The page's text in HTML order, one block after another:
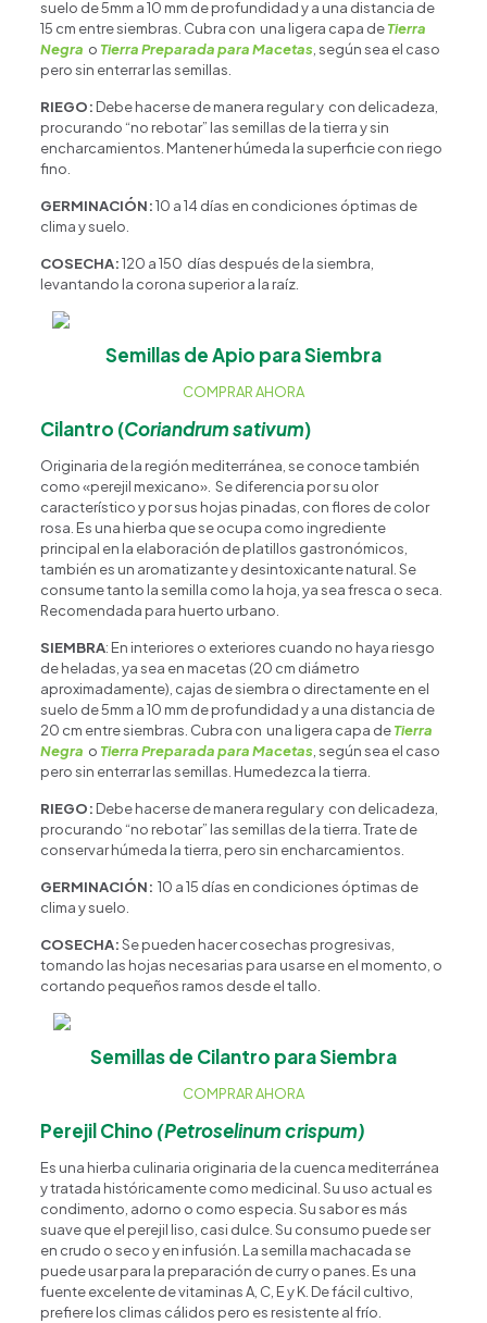
suelo de 5mm a 10 mm de profundidad y a una distancia de
15 cm entre siembras. Cubra con una ligera capa deTierra
Negra o Tierra Preparada para Macetas , según sea el caso
pero sin enterrar las semillas.
RIEGO: Debe hacerse de manera regular y con delicadeza,
procurando “no rebotar” las semillas de la tierra y sin
encharcamientos. Mantener húmeda la superficie con riego
fino.
GERMINACIÓN:10 a 14 días en condiciones óptimas de
clima y suelo.
COSECHA:120 a 150 días después de la siembra,
levantando la corona superior a la raíz.
Semillas de Apio para Siembra
COMPRAR AHORA
Cilantro (Coriandrum sativum)
Originaria de la región mediterránea, se conoce también
como «perejil mexicano». Se diferencia por su olor
característico y por sus hojas pinadas, con flores de color
rosa. Es una hierba que se ocupa como ingrediente
principal en la elaboración de platillos gastronómicos,
también es un aromatizante y desintoxicante natural. Se
consume tanto la semilla como la hoja, ya sea fresca o seca.
Recomendada para huerto urbano.
SIEMBRA: En interiores o exteriores cuando no haya riesgo
de heladas, ya sea en macetas (20 cm diámetro
aproximadamente), cajas de siembra o directamente en el
suelo de 5mm a 10 mm de profundidad y a una distancia de
20 cm entre siembras. Cubra con una ligera capa deTierra
Negra o Tierra Preparada para Macetas , según sea el caso
pero sin enterrar las semillas. Humedezca la tierra.
RIEGO: Debe hacerse de manera regular y con delicadeza,
procurando “no rebotar” las semillas de la tierra. Trate de
conservar húmeda la tierra, pero sin encharcamientos.
GERMINACIÓN: 10 a 15 días en condiciones óptimas de
clima y suelo.
COSECHA:Se pueden hacer cosechas progresivas,
tomando las hojas necesarias para usarse en el momento, o
cortando pequeños ramos desde el tallo.
Semillas de Cilantro para Siembra
COMPRAR AHORA
Perejil Chino (Petroselinum crispum)
Es una hierba culinaria originaria de la cuenca mediterránea
y tratada históricamente como medicinal. Su uso actual es
condimento, adorno o como especia. Su sabor es más
suave que el perejil liso, casi dulce. Su consumo puede ser
en crudo o seco y en infusión. La semilla machacada se
puede usar para la preparación de curry o panes. Es una
fuente excelente de vitaminas A, C, E y K. De fácil cultivo,
prefiere los climas cálidos pero es resistente al frío.